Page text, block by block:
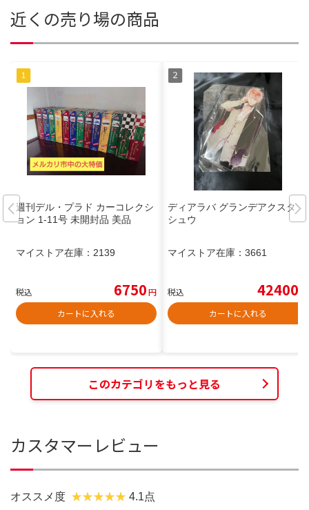
近くの売り場の商品
週刊デル・プラド カーコレクシ
ョン 1-11号 未開封品 美品
マイストア在庫： 2139
税込 6750円
カートに入れる
ディアラバ グランデアクスタ
シュウ
マイストア在庫： 3661
税込 42400
カートに入れる
このカテゴリをもっと見る
カスタマーレビュー
オススメ度 4.1点